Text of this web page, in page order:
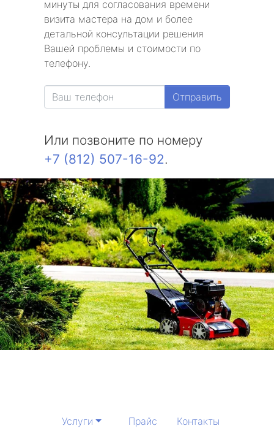
минуты для согласования времени
визита мастера на дом и более
детальной консультации решения
Вашей проблемы и стоимости по
телефону.
Отправить
Или позвоните по номеру
+7 (812) 507-16-92.
Услуги Прайс Контакты